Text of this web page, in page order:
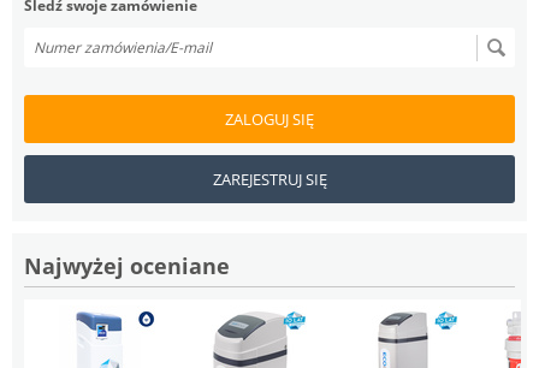
Śledź swoje zamówienie
ZALOGUJ SIĘ
ZAREJESTRUJ SIĘ
Najwyżej oceniane